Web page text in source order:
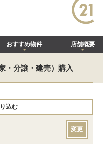
おすすめ物件 店舗概要
・分譲・建売）購入
込む
変更